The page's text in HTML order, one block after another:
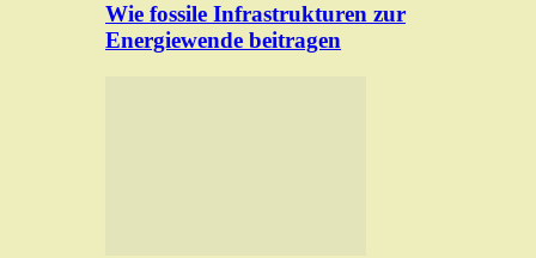
Wie fossile Infrastrukturen zur
Energiewende beitragen